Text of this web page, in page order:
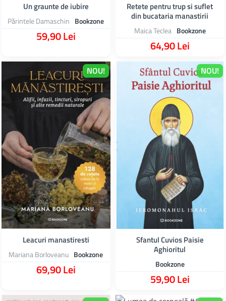
Părintele Damaschin Bookzone
Un graunte de iubire
59,90 Lei Maica Teclea Bookzone
Retete pentru trup si suflet
din bucataria manastirii
64,90 Lei
NOU!
Mariana Borloveanu Bookzone
Leacuri manastiresti
69,90 Lei
NOU!
Bookzone
Sfantul Cuvios Paisie
Aghioritul
59,90 Lei